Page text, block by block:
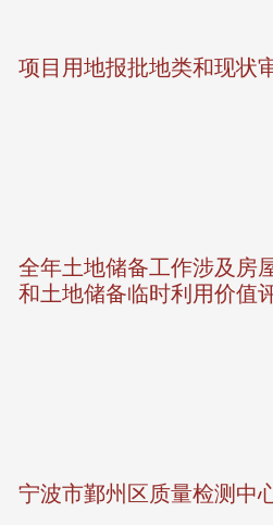
项目用地报批地类和现状
全年土地储备工作涉及房
和土地储备临时利用价值
宁波市鄞州区质量检测中